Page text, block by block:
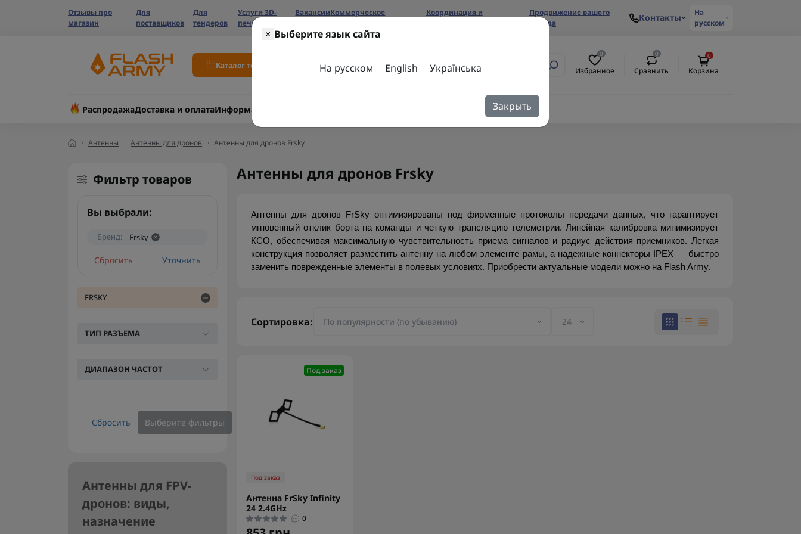
Отзывы про
магазин
Для
поставщиков
Для
тендеров
Услуги 3D-
печати
ВакансииКоммерческое
Координация и
Продвижение вашего
бренда
Контакты
На
русском
Каталог товаров
0
Избранное
0
Сравнить
0
Корзина
РаспродажаДоставка и оплатаИнформация
Антенны Антенны для дронов Антенны для дронов Frsky
× Выберите язык сайта
На русском English Українська
Закрыть
Фильтр товаров
Вы выбрали:
Бренд: Frsky
Сбросить Уточнить
FRSKY
ТИП РАЗЪЕМА
ДИАПАЗОН ЧАСТОТ
Сбросить Выберите фильтры
Антенны для FPV-
дронов: виды,
назначение
Антенны для дронов Frsky
Антенны для дронов FrSky оптимизированы под фирменные протоколы передачи данных, что гарантирует
мгновенный отклик борта на команды и четкую трансляцию телеметрии. Линейная калибровка минимизирует
КСО, обеспечивая максимальную чувствительность приема сигналов и радиус действия приемников. Легкая
конструкция позволяет разместить антенну на любом элементе рамы, а надежные коннекторы IPEX — быстро
заменить поврежденные элементы в полевых условиях. Приобрести актуальные модели можно на Flash Army.
Сортировка:
Под заказ
Под заказ
Антенна FrSky Infinity
24 2.4GHz
0